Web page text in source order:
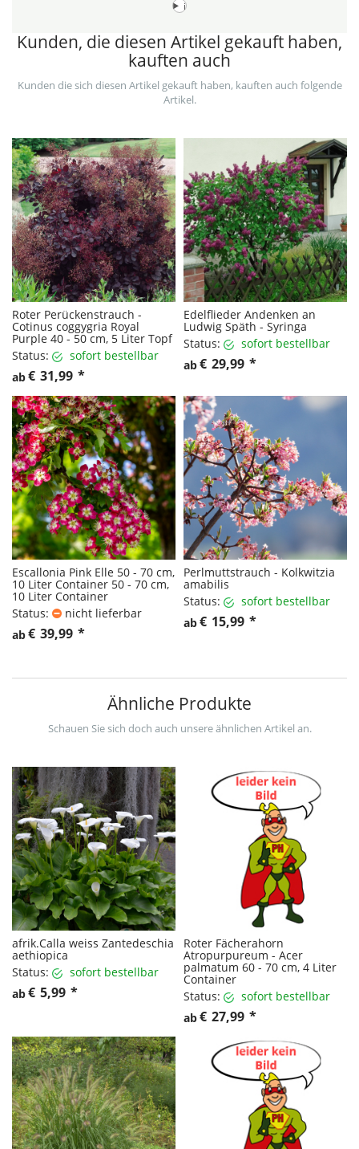
i
Kunden, die diesen Artikel gekauft haben,
kauften auch
Kunden die sich diesen Artikel gekauft haben, kauften auch folgende
Artikel.
Roter Perückenstrauch -
Cotinus coggygria Royal
Purple 40 - 50 cm, 5 Liter Topf
Status:
sofort bestellbar
ab€ 31,99 *
Edelflieder Andenken an
Ludwig Späth - Syringa
Status:
sofort bestellbar
ab€ 29,99 *
Escallonia Pink Elle 50 - 70 cm,
10 Liter Container 50 - 70 cm,
10 Liter Container
Status:
nicht lieferbar
ab€ 39,99 *
Perlmuttstrauch - Kolkwitzia
amabilis
Status:
sofort bestellbar
ab€ 15,99 *
Ähnliche Produkte
Schauen Sie sich doch auch unsere ähnlichen Artikel an.
afrik.Calla weiss Zantedeschia
aethiopica
Status:
sofort bestellbar
ab€ 5,99 *
Roter Fächerahorn
Atropurpureum - Acer
palmatum 60 - 70 cm, 4 Liter
Container
Status:
sofort bestellbar
ab€ 27,99 *